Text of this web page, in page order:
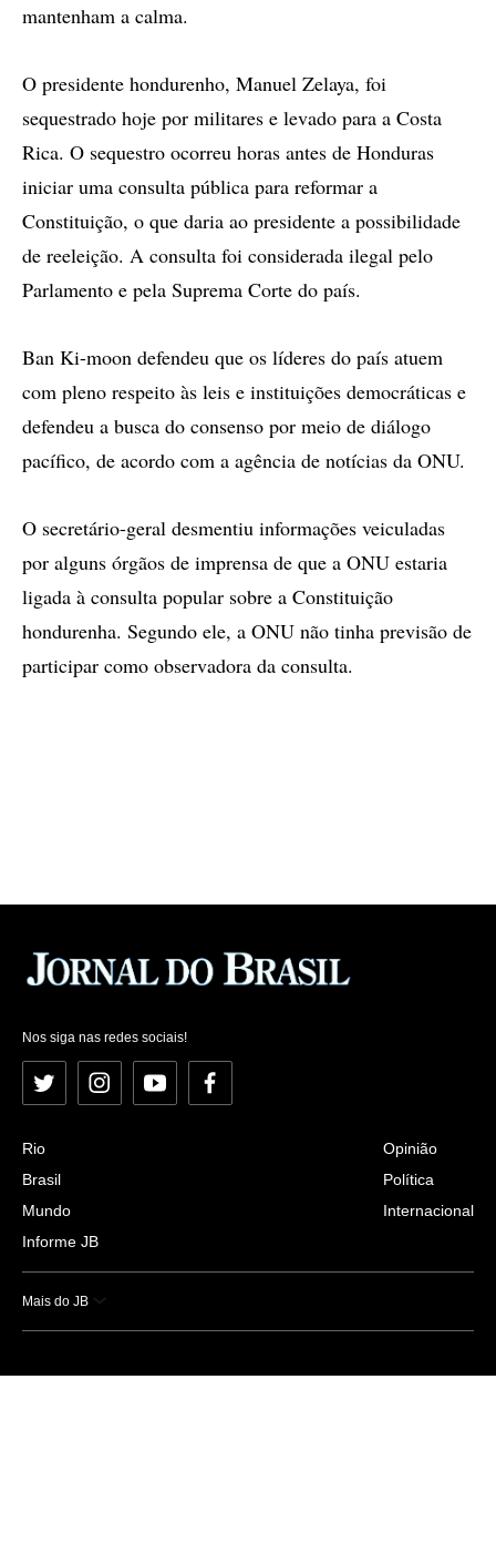
mantenham a calma.
O presidente hondurenho, Manuel Zelaya, foi
sequestrado hoje por militares e levado para a Costa
Rica. O sequestro ocorreu horas antes de Honduras
iniciar uma consulta pública para reformar a
Constituição, o que daria ao presidente a possibilidade
de reeleição. A consulta foi considerada ilegal pelo
Parlamento e pela Suprema Corte do país.
Ban Ki-moon defendeu que os líderes do país atuem
com pleno respeito às leis e instituições democráticas e
defendeu a busca do consenso por meio de diálogo
pacífico, de acordo com a agência de notícias da ONU.
O secretário-geral desmentiu informações veiculadas
por alguns órgãos de imprensa de que a ONU estaria
ligada à consulta popular sobre a Constituição
hondurenha. Segundo ele, a ONU não tinha previsão de
participar como observadora da consulta.
Nos siga nas redes sociais!
Twitter InstagramYouTubeFacebook
Rio
Brasil
Mundo
Informe JB
Opinião
Política
Internacional
Mais do JB
Esportes